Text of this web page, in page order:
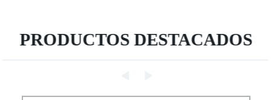
PRODUCTOS DESTACADOS